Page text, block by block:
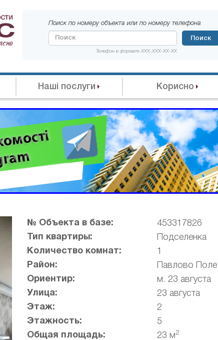
Поиск по номеру объекта или по номеру телефона
Телефон в формате XXX-XXX-XX-XX
Поиск
Наші послуги Корисно
№ Объекта в базе: 453317826
Тип квартиры: Подселенка
Количество комнат: 1
Район: Павлово Поле
Ориентир: м. 23 августа
Улица: 23 августа
Этаж: 2
Этажность: 5
Общая площадь: 23 м2